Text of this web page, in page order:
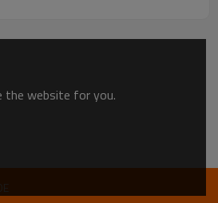
the website for you.